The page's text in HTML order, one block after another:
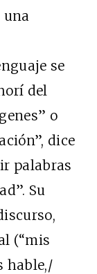
una
se
del
o
dice
palabras
Su
(“mis
hable,/